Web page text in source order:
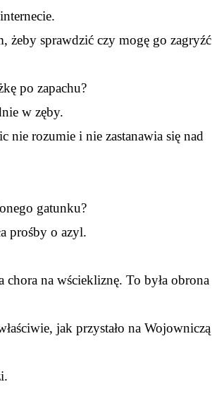
żeby sprawdzić czy mogę go zagryźć
po zapachu?
w zęby.
nie rozumie i nie zastanawia się nad
gatunku?
prośby o azyl.
chora na wściekliznę. To była obrona
jak przystało na Wojowniczą